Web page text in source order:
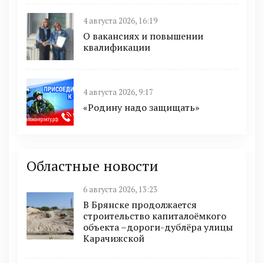
4 августа 2026, 16:19
О вакансиях и повышении
квалификации
4 августа 2026, 9:17
«Родину надо защищать»
Областные новости
6 августа 2026, 13:23
В Брянске продолжается
строительство капиталоёмкого
объекта –дороги-дублёра улицы
Карачижской